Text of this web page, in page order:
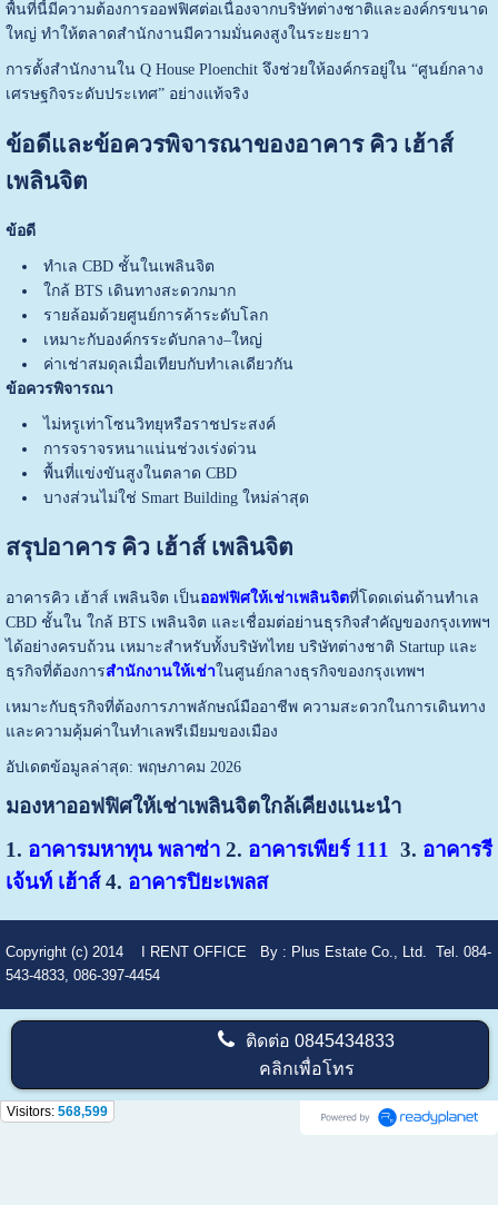
พื้นที่นี้มีความต้องการออฟฟิศต่อเนื่องจากบริษัทต่างชาติและองค์กรขนาด
ใหญ่ ทำให้ตลาดสำนักงานมีความมั่นคงสูงในระยะยาว
การตั้งสำนักงานใน Q House Ploenchit จึงช่วยให้องค์กรอยู่ใน “ศูนย์กลาง
เศรษฐกิจระดับประเทศ” อย่างแท้จริง
ข้อดีและข้อควรพิจารณาของอาคาร คิว เฮ้าส์
เพลินจิต
ข้อดี
ทำเล CBD ชั้นในเพลินจิต
ใกล้ BTS เดินทางสะดวกมาก
รายล้อมด้วยศูนย์การค้าระดับโลก
เหมาะกับองค์กรระดับกลาง–ใหญ่
ค่าเช่าสมดุลเมื่อเทียบกับทำเลเดียวกัน
ข้อควรพิจารณา
ไม่หรูเท่าโซนวิทยุหรือราชประสงค์
การจราจรหนาแน่นช่วงเร่งด่วน
พื้นที่แข่งขันสูงในตลาด CBD
บางส่วนไม่ใช่ Smart Building ใหม่ล่าสุด
สรุปอาคาร คิว เฮ้าส์ เพลินจิต
อาคารคิว เฮ้าส์ เพลินจิต เป็นออฟฟิศให้เช่าเพลินจิตที่โดดเด่นด้านทำเล
CBD ชั้นใน ใกล้ BTS เพลินจิต และเชื่อมต่อย่านธุรกิจสำคัญของกรุงเทพฯ
ได้อย่างครบถ้วน เหมาะสำหรับทั้งบริษัทไทย บริษัทต่างชาติ Startup และ
ธุรกิจที่ต้องการสำนักงานให้เช่าในศูนย์กลางธุรกิจของกรุงเทพฯ
เหมาะกับธุรกิจที่ต้องการภาพลักษณ์มืออาชีพ ความสะดวกในการเดินทาง
และความคุ้มค่าในทำเลพรีเมียมของเมือง
อัปเดตข้อมูลล่าสุด: พฤษภาคม 2026
มองหาออฟฟิศให้เช่าเพลินจิตใกล้เคียงแนะนำ
1. อาคารมหาทุน พลาซ่า2. อาคารเพียร์ 111 3. อาคารรี
เจ้นท์ เฮ้าส์4. อาคารปิยะเพลส
Copyright (c) 2014 I RENT OFFICE By : Plus Estate Co., Ltd. Tel. 084-
543-4833, 086-397-4454
ติดต่อ0845434833
คลิกเพื่อโทร
Visitors: 568,599